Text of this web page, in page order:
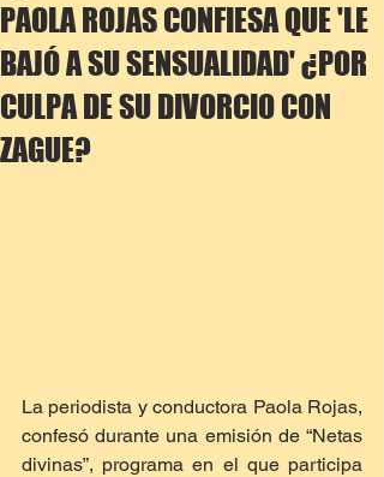
PAOLA ROJAS CONFIESA QUE 'LE
BAJÓ A SU SENSUALIDAD' ¿POR
CULPA DE SU DIVORCIO CON
ZAGUE?
La periodista y conductora Paola Rojas,
confesó durante una emisión de “Netas
divinas”, programa en el que participa